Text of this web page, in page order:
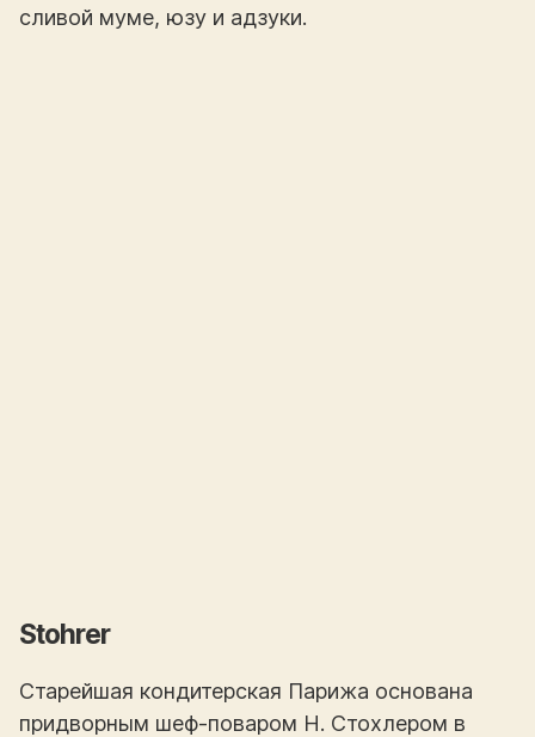
сливой муме, юзу и адзуки.
Stohrer
Старейшая кондитерская Парижа основана
придворным шеф-поваром Н. Стохлером в